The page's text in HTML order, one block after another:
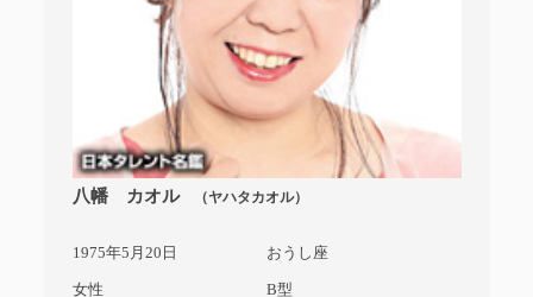
八幡 カオル （ヤハタカオル）
1975年5月20日 おうし座
女性 B型